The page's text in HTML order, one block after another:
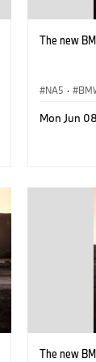
The new
NA5 ·
Mon Jun
The new